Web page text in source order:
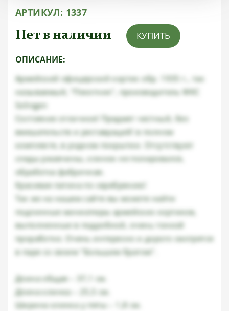
АРТИКУЛ: 1337
Нет в наличии КУПИТЬ
ОПИСАНИЕ:
Армейский офицерский кортик обр. 1935 г., так
называемый, "Пехотник", производитель WKC
Solingen
Состояние отличное! Предмет честный, без
вмешательств и реставраций! в полном
комплекте, в родном покрытии. Отсутствуют
следы ржавчины, клинок не полировался,
обработка фабричная.
Красивая патина по серебрению!
Так же на нашем сайте вы можете найти
подлинные миниатюры армейских кортиков,
выполненные в подробной, очень тонкой
проработке. Очень интересно и дорого смотрятся
в паре со своим "Большим братом".
Длина общая – 37,1 см.
Длина клинка – 25,5 см.
Ширина клинка у пяты – 1,8 см.